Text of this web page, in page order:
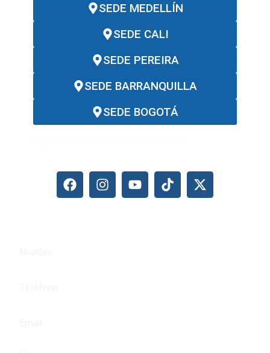
SEDE MEDELLÍN
SEDE CALI
SEDE PEREIRA
SEDE BARRANQUILLA
SEDE BOGOTÁ